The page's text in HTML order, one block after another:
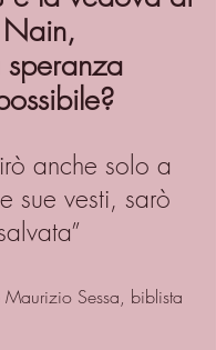
Nain,
speranza
anche solo a
sue vesti, sarò
Sessa, biblista